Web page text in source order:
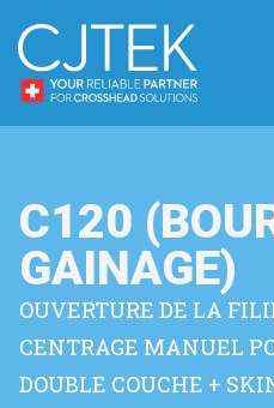
C120
GAINAGE)
OUVERTURE DE LA
CENTRAGE MANUEL
DOUBLE COUCHE +